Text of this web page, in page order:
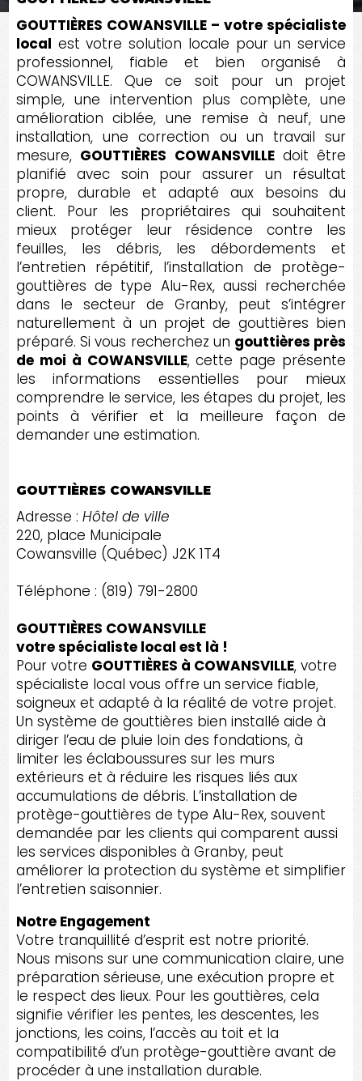
GOUTTIÈRES COWANSVILLE – votre spécialiste
local est votre solution locale pour un service
professionnel, fiable et bien organisé à
COWANSVILLE. Que ce soit pour un projet
simple, une intervention plus complète, une
amélioration ciblée, une remise à neuf, une
installation, une correction ou un travail sur
mesure, GOUTTIÈRES COWANSVILLEdoit être
planifié avec soin pour assurer un résultat
propre, durable et adapté aux besoins du
client. Pour les propriétaires qui souhaitent
mieux protéger leur résidence contre les
feuilles, les débris, les débordements et
l’entretien répétitif, l’installation de protège-
gouttières de type Alu-Rex, aussi recherchée
dans le secteur de Granby, peut s’intégrer
naturellement à un projet de gouttières bien
préparé. Si vous recherchez un gouttières près
de moi à COWANSVILLE, cette page présente
les informations essentielles pour mieux
comprendre le service, les étapes du projet, les
points à vérifier et la meilleure façon de
demander une estimation.
GOUTTIÈRES COWANSVILLE
Adresse : Hôtel de ville
220, place Municipale
Cowansville (Québec) J2K 1T4
Téléphone : (819) 791-2800
GOUTTIÈRES COWANSVILLE
votre spécialiste local est là !
Pour votre GOUTTIÈRES à COWANSVILLE, votre
spécialiste local vous offre un service fiable,
soigneux et adapté à la réalité de votre projet.
Un système de gouttières bien installé aide à
diriger l’eau de pluie loin des fondations, à
limiter les éclaboussures sur les murs
extérieurs et à réduire les risques liés aux
accumulations de débris. L’installation de
protège-gouttières de type Alu-Rex, souvent
demandée par les clients qui comparent aussi
les services disponibles à Granby, peut
améliorer la protection du système et simplifier
l’entretien saisonnier.
Notre Engagement
Votre tranquillité d’esprit est notre priorité.
Nous misons sur une communication claire, une
préparation sérieuse, une exécution propre et
le respect des lieux. Pour les gouttières, cela
signifie vérifier les pentes, les descentes, les
jonctions, les coins, l’accès au toit et la
compatibilité d’un protège-gouttière avant de
procéder à une installation durable.